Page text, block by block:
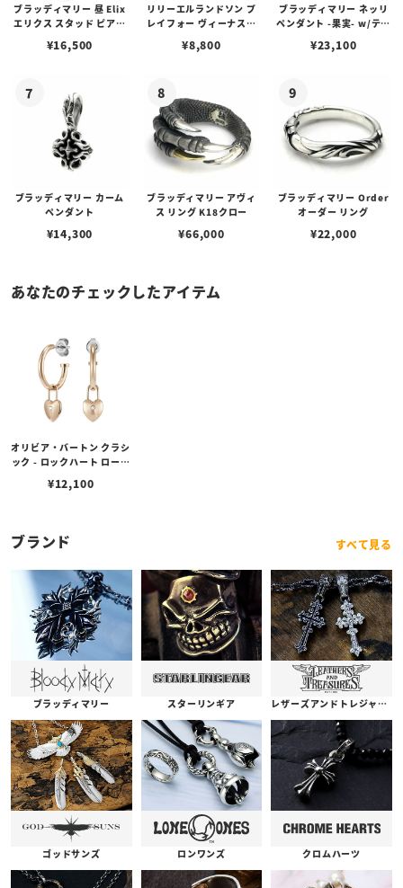
ブラッディマリー 昼 Elix
エリクス スタッド ピアス
¥16,500
リリーエルランドソン プ
レイフォー ヴィーナスチ
¥8,800
ブラッディマリー ネッリ
ペンダント -果実- w/ティ
¥23,100
ブラッディマリー カーム
ペンダント
¥14,300
ブラッディマリー アヴィ
ス リング K18クロー
¥66,000
ブラッディマリー Order
オーダー リング
¥22,000
あなたのチェックしたアイテム
オリビア・バートン クラシ
ック - ロックハート ローズ
¥12,100
ブランド すべて見る
ブラッディマリー スターリンギア レザーズアンドトレジャーズ
ゴッドサンズ ロンワンズ クロムハーツ